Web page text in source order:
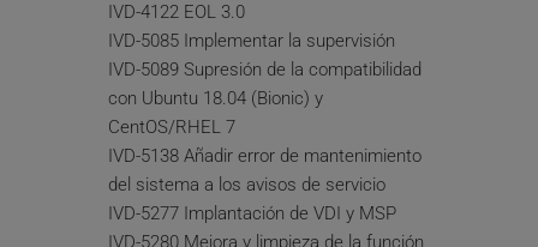
IVD-4122 EOL 3.0
IVD-5085 Implementar la supervisión
IVD-5089 Supresión de la compatibilidad
con Ubuntu 18.04 (Bionic) y
CentOS/RHEL 7
IVD-5138 Añadir error de mantenimiento
del sistema a los avisos de servicio
IVD-5277 Implantación de VDI y MSP
IVD-5280 Mejora y limpieza de la función